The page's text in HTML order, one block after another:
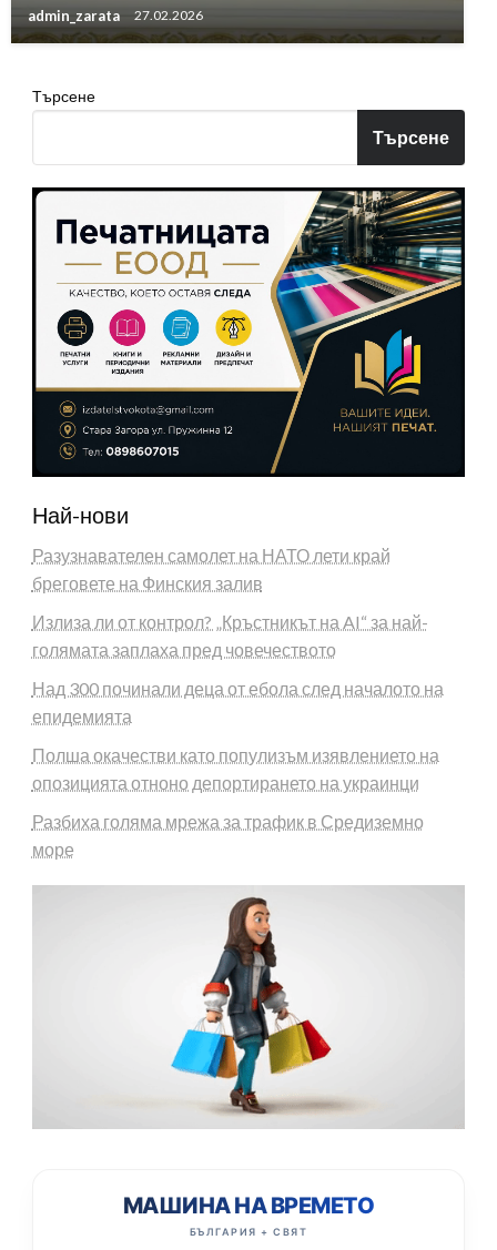
admin_zarata 27.02.2026
Търсене
Търсене
Най-нови
Разузнавателен самолет на НАТО лети край
бреговете на Финския залив
Излиза ли от контрол? „Кръстникът на AI“ за най-
голямата заплаха пред човечеството
Над 300 починали деца от ебола след началото на
епидемията
Полша окачестви като популизъм изявлението на
опозицията отноно депортирането на украинци
Разбиха голяма мрежа за трафик в Средиземно
море
МАШИНА НА ВРЕМЕТО
БЪЛГАРИЯ + СВЯТ